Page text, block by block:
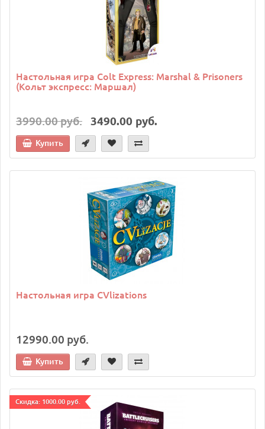
Настольная игра Colt Express: Marshal & Prisoners
(Кольт экспресс: Маршал)
3990.00 руб. 3490.00 руб.
Купить
Настольная игра CVlizations
12990.00 руб.
Купить
Cкидка: 1000.00 руб.